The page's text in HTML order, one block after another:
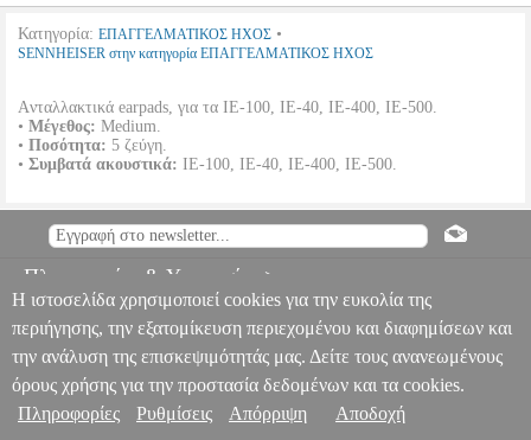
Κατηγορία: ΕΠΑΓΓΕΛΜΑΤΙΚΟΣ ΗΧΟΣ •
SENNHEISER στην κατηγορία ΕΠΑΓΓΕΛΜΑΤΙΚΟΣ ΗΧΟΣ
Aνταλλακτικά earpads, για τα IE-100, IE-40, IE-400, IE-500.
• Μέγεθος: Medium.
• Ποσότητα: 5 ζεύγη.
• Συμβατά ακουστικά: IE-100, IE-40, IE-400, IE-500.
MEDIUM PER.709868 PER.709868
SENNHEISER
ΕΠΑΓΓΕΛΜΑΤΙΚΟΣ ΗΧΟΣ Aνταλλακτικά earpads, για τα IE-100,
IE-40, IE-400, IE-500.• Μέγεθος: Medium.• Ποσότητα: 5 ζεύγη.•
Συμβατά ακουστικά: IE-100, IE-40, IE-400, IE-500.
SENNHEISER
507495 EARPADS ΓΙΑ IE-100 IE-40 IE-400 IE-500 MEDIUM
0
Πληροφορίες & Υπηρεσίες >
Η ιστοσελίδα χρησιμοποιεί cookies για την ευκολία της
περιήγησης, την εξατομίκευση περιεχομένου και διαφημίσεων και
την ανάλυση της επισκεψιμότητάς μας. Δείτε τους ανανεωμένους
όρους χρήσης για την προστασία δεδομένων και τα cookies.
Πληροφορίες
Ρυθμίσεις Απόρριψη Αποδοχή